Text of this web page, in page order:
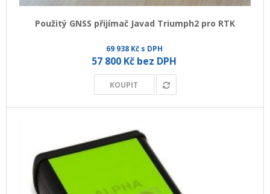
Použitý GNSS přijímač Javad Triumph2 pro RTK
69 938 Kč s DPH
57 800 Kč bez DPH
KOUPIT